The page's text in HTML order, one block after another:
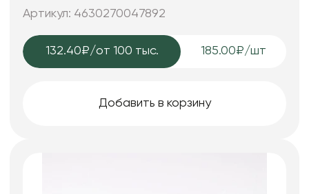
Артикул: 4630270047892
132.40₽/от 100 тыс. 185.00₽/шт
Добавить в корзину